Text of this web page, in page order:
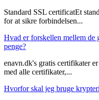
Standard SSL certificatEt
for at sikre forbindelsen...
Hvad er forskellen mellem de
penge?
enavn.dk's gratis certifikater
med alle certifikater,...
Hvorfor skal jeg bruge